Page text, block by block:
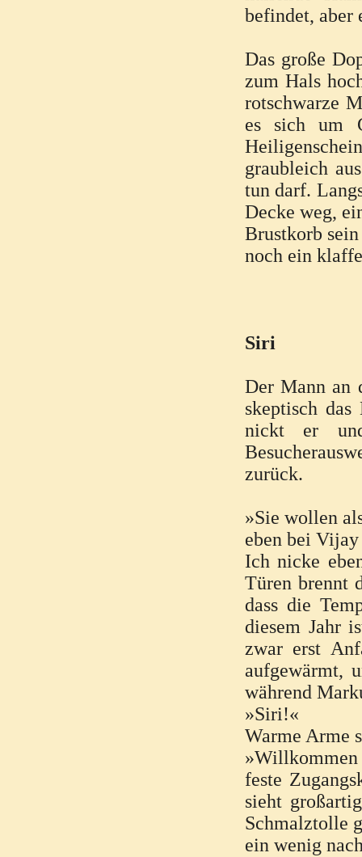
befindet, aber
Das große
zum Hals
rotschwarze
es sich um
graubleich
tun darf.
Decke weg,
Brustkorb
noch ein
Siri
Der Mann an
skeptisch
nickt er
zurück.
»Sie wollen
eben bei
Ich nicke
Türen brennt
dass die
diesem Jahr
zwar erst
aufgewärmt,
während
»Siri!«
Warme Arme
»Willkommen
feste
sieht
Schmalztolle
ein wenig